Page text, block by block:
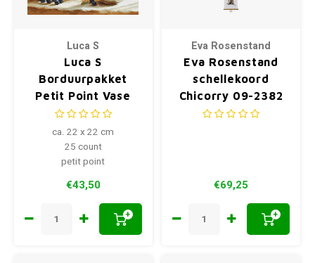
Luca S
Luca S
Borduurpakket
Petit Point Vase
with Roses and
Blueberries
ca. 22 x 22 cm
25 count
petit point
€43,50
+
Eva Rosenstand
Eva Rosenstand
schellekoord
Chicorry 09-2382
€69,25
+